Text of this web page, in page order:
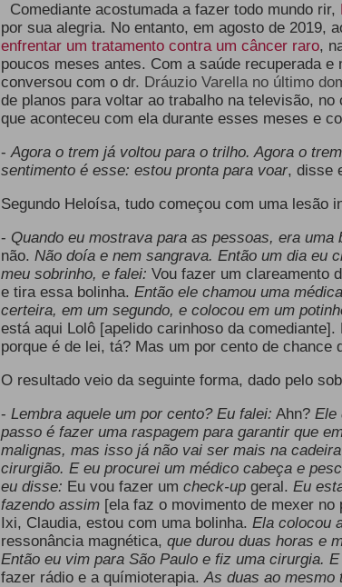
Comediante acostumada a fazer todo mundo rir,
por sua alegria. No entanto, em agosto de 2019,
enfrentar um tratamento contra um câncer raro,
poucos meses antes. Com a saúde recuperada
conversou com o dr. Dráuzio Varella no último
de planos para voltar ao trabalho na televisão,
que aconteceu com ela durante esses meses e
-Agora o trem já voltou para o trilho. Agora o
sentimento é esse: estou pronta para voar, disse
Segundo Heloísa, tudo começou com uma lesão
- Quando eu mostrava para as pessoas, era uma
não. Não doíae nem sangrava. Então um dia eu
meu sobrinho, e falei: Vou fazer um clareamento
e tira essa bolinha. Então ele chamou uma
certeira, em um segundo, e colocou em um
está aqui Lolô [apelido carinhoso da
porque é de lei, tá? Mas um por cento de chance
O resultado veio da seguinte forma, dado pelo
- Lembra aquele um por cento? Eu falei: Ahn? Ele
passo é fazer uma raspagem para garantir que
malignas, mas isso já não vai ser mais na
cirurgião. E eu procurei um médico cabeça e
eu disse: Eu vou fazer um check-upgeral. Eu
fazendo assim[ela faz o movimento de mexer no
Ixi, Claudia, estou com uma bolinha. Ela colocou
ressonância magnética, que durou duas horas e
Então eu vim para São Paulo e fiz uma cirurgia.
fazer rádio e a químioterapia.As duas ao mesmo